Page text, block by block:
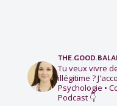
Tu veux vivre
illégitime ?
Psychologie •
Podcast 👇